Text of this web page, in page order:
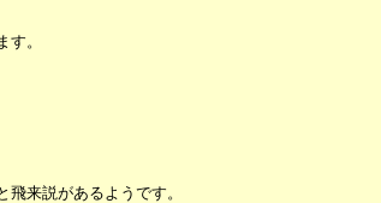
。
来説があるようです。